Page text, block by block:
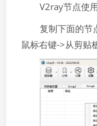
V2ray节点使
复制下面的节
鼠标右键->从剪贴